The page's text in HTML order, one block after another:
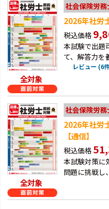
全対象
社会保険労務
2026年社労
税込価格
本試験で出題
て、解答力を
レビュー (6
全対象
社会保険労務
2026年社労
【通信】
税込価格
本試験対策に
問題に挑戦し